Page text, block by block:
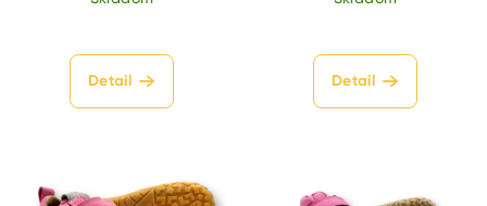
Detail Detail